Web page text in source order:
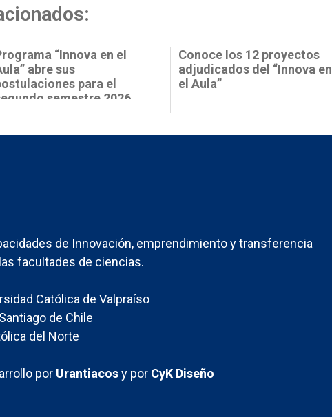
“Innova en el
abre sus
para el
semestre 2026
Conoce los 12 proyectos
adjudicados del “Innova en
el Aula”
de Innovación, emprendimiento y transferencia
facultades de ciencias.
Católica de Valpraíso
de Chile
del Norte
por Urantiacosy por CyK Diseño